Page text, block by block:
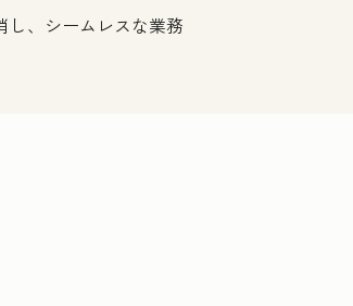
し、シームレスな業務